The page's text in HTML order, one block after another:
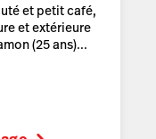
et petit café,
et extérieure
(25 ans)...